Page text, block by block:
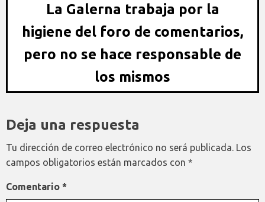
La Galerna trabaja por la
higiene del foro de comentarios,
pero no se hace responsable de
los mismos
Deja una respuesta
Tu dirección de correo electrónico no será publicada. Los
campos obligatorios están marcados con *
Comentario *